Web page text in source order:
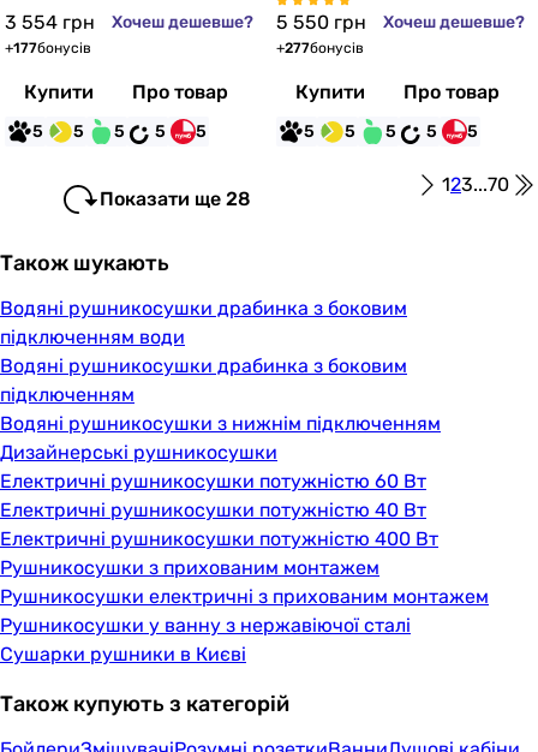
3 554 грн Хочеш дешевше?
+177бонусів
Купити Про товар
5 5 5 5 5
5 550 грн Хочеш дешевше?
+277бонусів
Купити Про товар
5 5 5 5 5
Показати ще 28
123...70
Також шукають
Водяні рушникосушки драбинка з боковим
підключенням води
Водяні рушникосушки драбинка з боковим
підключенням
Водяні рушникосушки з нижнім підключенням
Дизайнерські рушникосушки
Електричні рушникосушки потужністю 60 Вт
Електричні рушникосушки потужністю 40 Вт
Електричні рушникосушки потужністю 400 Вт
Рушникосушки з прихованим монтажем
Рушникосушки електричні з прихованим монтажем
Рушникосушки у ванну з нержавіючої сталі
Сушарки рушники в Києві
Також купують з категорій